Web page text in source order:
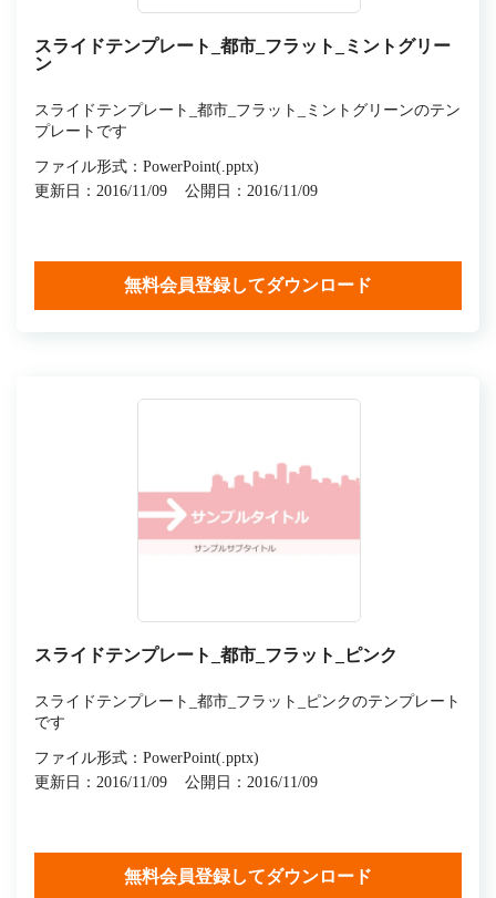
スライドテンプレート_都市_フラット_ミントグリー
ン
スライドテンプレート_都市_フラット_ミントグリーンのテン
プレートです
ファイル形式：PowerPoint(.pptx)
更新日：2016/11/09
公開日：2016/11/09
無料会員登録してダウンロード
スライドテンプレート_都市_フラット_ピンク
スライドテンプレート_都市_フラット_ピンクのテンプレート
です
ファイル形式：PowerPoint(.pptx)
更新日：2016/11/09
公開日：2016/11/09
無料会員登録してダウンロード